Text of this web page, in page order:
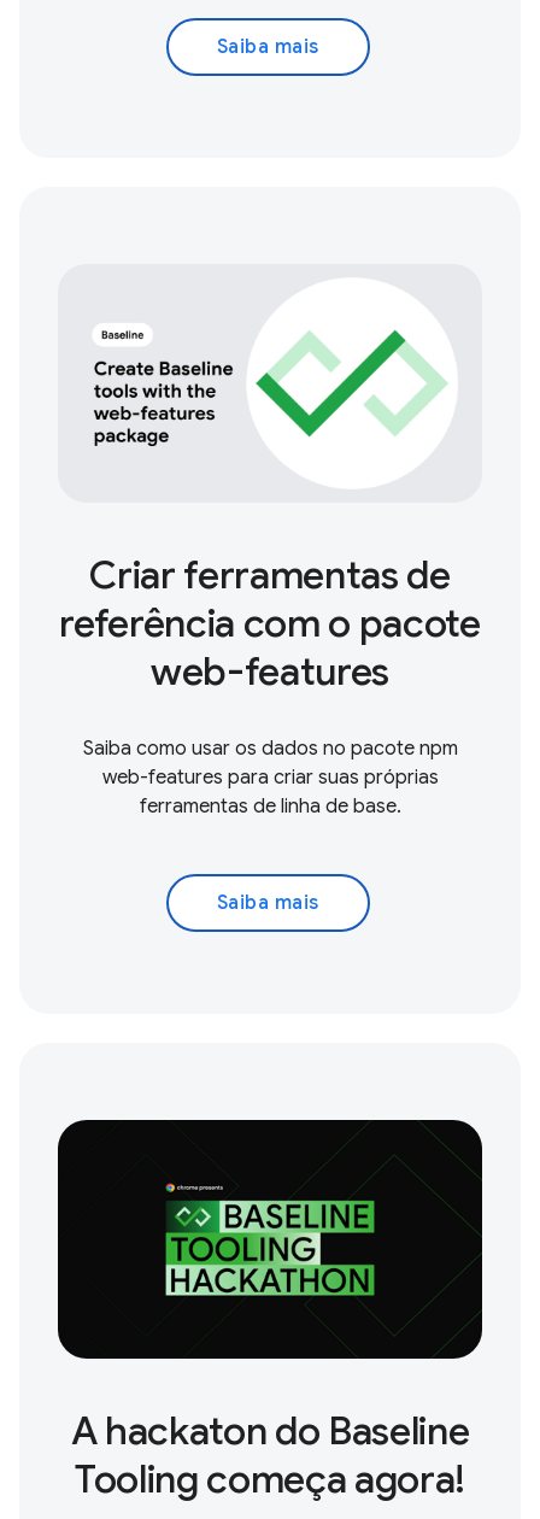
Saiba mais
Criar ferramentas de
referência com o pacote
web-features
Saiba como usar os dados no pacote npm
web-features para criar suas próprias
ferramentas de linha de base.
Saiba mais
A hackaton do Baseline
Tooling começa agora!